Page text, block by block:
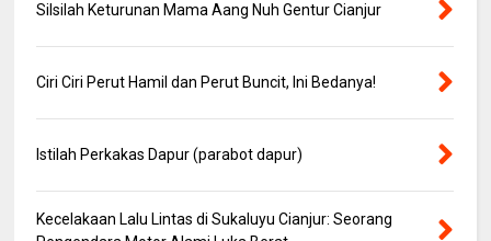
Silsilah Keturunan Mama Aang Nuh Gentur Cianjur
Ciri Ciri Perut Hamil dan Perut Buncit, Ini Bedanya!
Istilah Perkakas Dapur (parabot dapur)
Kecelakaan Lalu Lintas di Sukaluyu Cianjur: Seorang